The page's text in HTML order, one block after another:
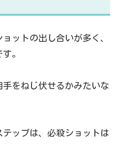
ットの出し合いが多く、
。
をねじ伏せるかみたいな
ップは、必殺ショットは